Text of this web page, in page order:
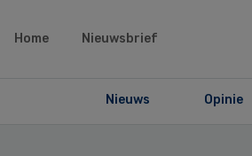
Home Nieuwsbrief
Nieuws Opinie